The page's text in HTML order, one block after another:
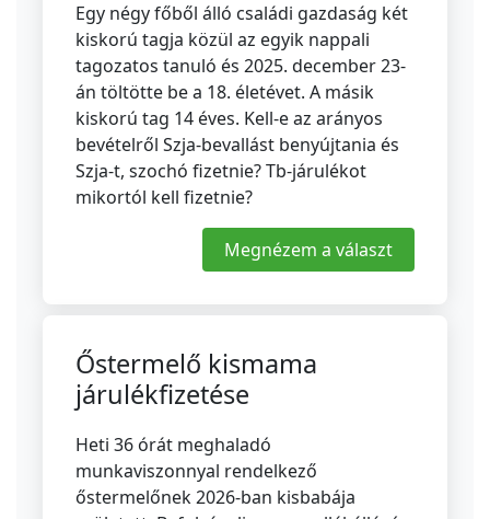
Egy négy főből álló családi gazdaság két
kiskorú tagja közül az egyik nappali
tagozatos tanuló és 2025. december 23-
án töltötte be a 18. életévet. A másik
kiskorú tag 14 éves. Kell-e az arányos
bevételről Szja-bevallást benyújtania és
Szja-t, szochó fizetnie? Tb-járulékot
mikortól kell fizetnie?
Megnézem a választ
Őstermelő kismama
járulékfizetése
Heti 36 órát meghaladó
munkaviszonnyal rendelkező
őstermelőnek 2026-ban kisbabája